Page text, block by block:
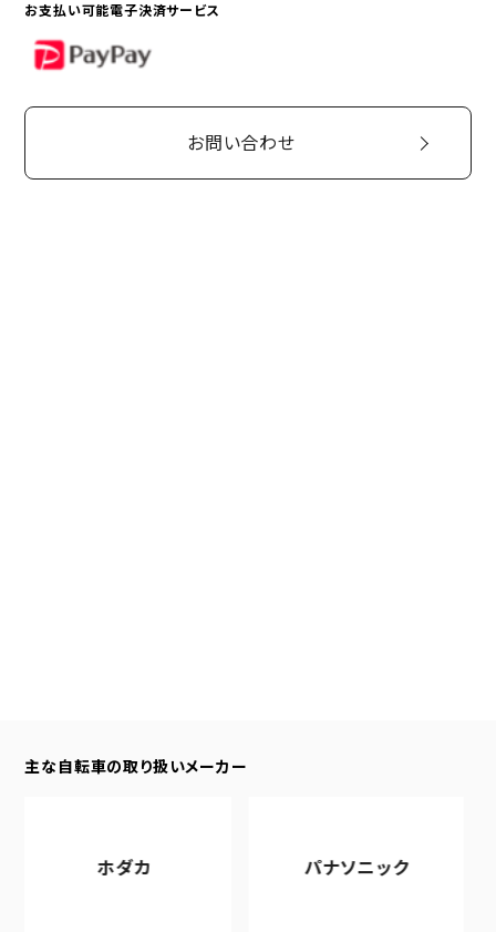
お支払い可能電子決済サービス
PayPay
お問い合わせ
主な自転車の取り扱いメーカー
ホダカ パナソニック